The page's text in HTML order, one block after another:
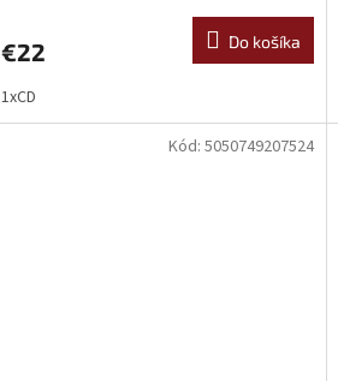
€22 Do košíka
1xCD
Kód: 5050749207524